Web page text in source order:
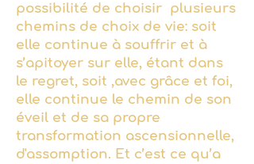
possibilité de choisir plusieurs
chemins de choix de vie: soit
elle continue à souffrir et à
s’apitoyer sur elle, étant dans
le regret, soit ,avec grâce et foi,
elle continue le chemin de son
éveil et de sa propre
transformation ascensionnelle,
d'assomption. Et c’est ce qu’a